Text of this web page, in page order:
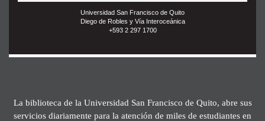
Universidad San Francisco de Quito
Diego de Robles y Vía Interoceánica
+593 2 297 1700
La biblioteca de la Universidad San Francisco de Quito, abre sus
servicios diariamente para la atención de miles de estudiantes en